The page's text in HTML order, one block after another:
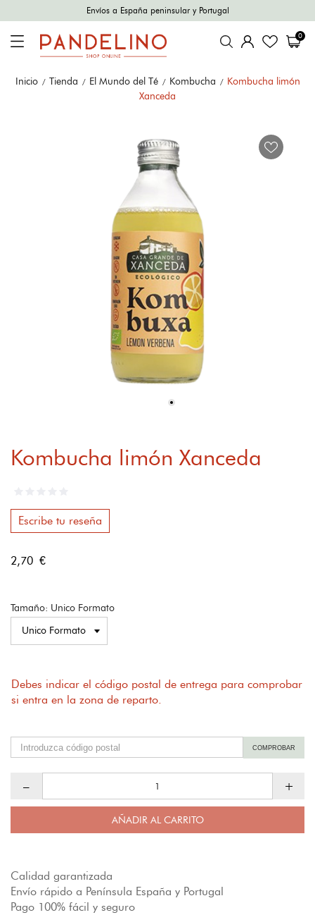
Envíos a España peninsular y Portugal
0
Inicio Tienda El Mundo del Té Kombucha
Kombucha limón
Xanceda
Kombucha limón Xanceda
Escribe tu reseña
2,70 €
Tamaño: Unico Formato
Debes indicar el código postal de entrega para comprobar
si entra en la zona de reparto.
COMPROBAR
– +
AÑADIR AL CARRITO
Calidad garantizada
Envío rápido a Península España y Portugal
Pago 100% fácil y seguro